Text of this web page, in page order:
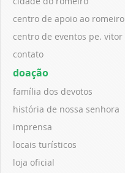
centro de apoio ao romeiro
centro de eventos pe. vitor
contato
doação
família dos devotos
história de nossa senhora
imprensa
locais turísticos
loja oficial